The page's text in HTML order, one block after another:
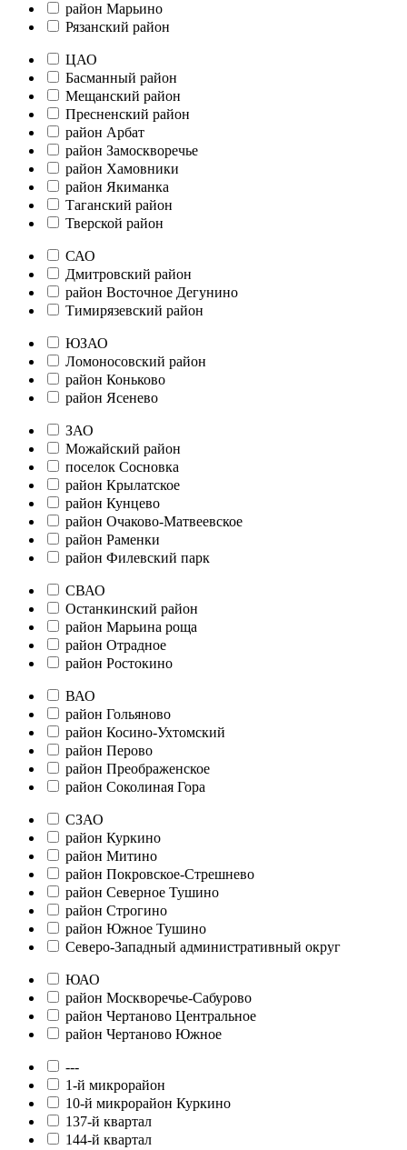
район Марьино
Рязанский район
ЦАО
Басманный район
Мещанский район
Пресненский район
район Арбат
район Замоскворечье
район Хамовники
район Якиманка
Таганский район
Тверской район
САО
Дмитровский район
район Восточное Дегунино
Тимирязевский район
ЮЗАО
Ломоносовский район
район Коньково
район Ясенево
ЗАО
Можайский район
поселок Сосновка
район Крылатское
район Кунцево
район Очаково-Матвеевское
район Раменки
район Филевский парк
СВАО
Останкинский район
район Марьина роща
район Отрадное
район Ростокино
ВАО
район Гольяново
район Косино-Ухтомский
район Перово
район Преображенское
район Соколиная Гора
СЗАО
район Куркино
район Митино
район Покровское-Стрешнево
район Северное Тушино
район Строгино
район Южное Тушино
Северо-Западный административный округ
ЮАО
район Москворечье-Сабурово
район Чертаново Центральное
район Чертаново Южное
---
1-й микрорайон
10-й микрорайон Куркино
137-й квартал
144-й квартал